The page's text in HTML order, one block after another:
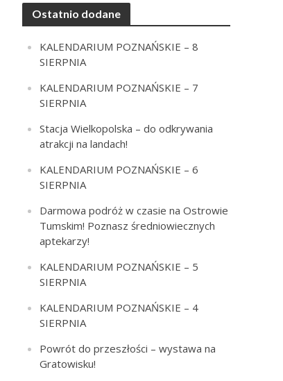
Ostatnio dodane
KALENDARIUM POZNAŃSKIE – 8
SIERPNIA
KALENDARIUM POZNAŃSKIE – 7
SIERPNIA
Stacja Wielkopolska – do odkrywania
atrakcji na landach!
KALENDARIUM POZNAŃSKIE – 6
SIERPNIA
Darmowa podróż w czasie na Ostrowie
Tumskim! Poznasz średniowiecznych
aptekarzy!
KALENDARIUM POZNAŃSKIE – 5
SIERPNIA
KALENDARIUM POZNAŃSKIE – 4
SIERPNIA
Powrót do przeszłości – wystawa na
Gratowisku!